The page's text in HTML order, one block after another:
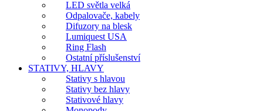
LED světla velká
Odpalovače, kabely
Difuzory na blesk
Lumiquest USA
Ring Flash
Ostatní příslušenství
STATIVY, HLAVY
Stativy s hlavou
Stativy bez hlavy
Stativové hlavy